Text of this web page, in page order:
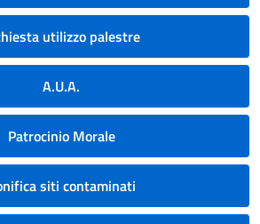
utilizzo palestre
A.U.A.
Patrocinio Morale
siti contaminati